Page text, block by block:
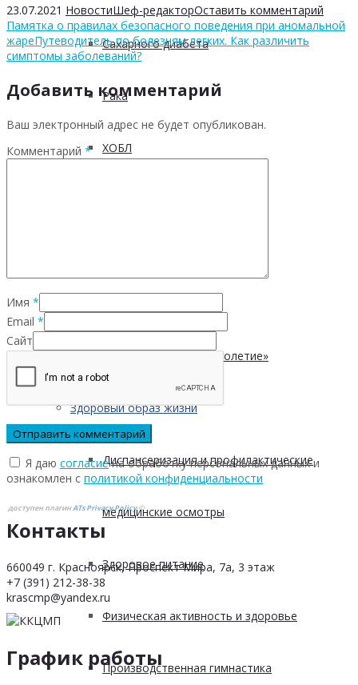
Сахарного диабета
Рака
ХОБЛ
Клуб «Сибирское долголетие»
Здоровый образ жизни
Диспансеризация и профилактические
медицинские осмотры
Здоровое питание
Физическая активность и здоровье
Производственная гимнастика
23.07.2021 НовостиШеф-редакторОставить комментарий
Памятка о правилах безопасного поведения при аномальной
жареПутеводитель по болезням легких. Как различить
симптомы заболеваний?
Добавить комментарий
Ваш электронный адрес не будет опубликован.
Комментарий *
Имя *
Email *
Сайт
Я даю согласиена обработку персональных данных и
ознакомлен с политикой конфиденциальности
доступен плагинATs Privacy Policy©
Контакты
660049 г. Красноярск, Проспект Мира, 7а, 3 этаж
+7 (391) 212-38-38
krascmp@yandex.ru
График работы